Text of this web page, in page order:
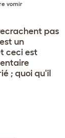
vomir
pas
un
ceci est
; quoi qu'il